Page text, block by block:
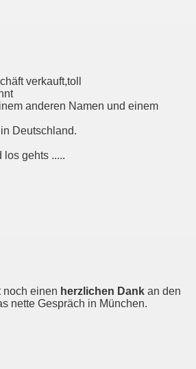
verkauft,toll
anderen Namen und einem
in Deutschland.
gehts .....
noch einen herzlichen Dank an den
nette Gespräch in München.